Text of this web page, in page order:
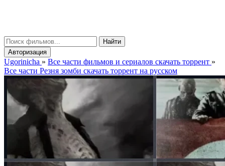
Найти
Авторизация
Ugorinicha » Все части фильмов и сериалов скачать торрент »
Все части Резня зомби скачать торрент на русском